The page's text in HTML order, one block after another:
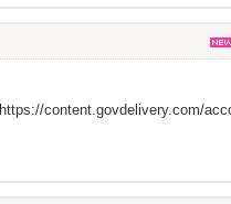
https://content.govdelivery.com/